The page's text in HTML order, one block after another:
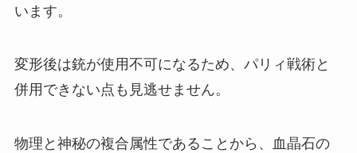
います。
変形後は銃が使用不可になるため、パリィ戦術と
併用できない点も見逃せません。
物理と神秘の複合属性であることから、血晶石の